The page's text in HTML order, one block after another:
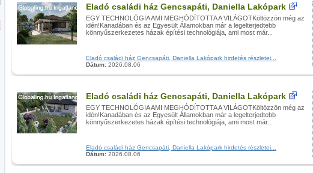
Eladó családi ház Gencsapáti, Daniella Lakópark
EGY TECHNOLÓGIA AMI MEGHÓDÍTOTTA A VILÁGOTKöltözzön még az
idén!Kanadában és az Egyesült Államokban már a legelterjedtebb
könnyűszerkezetes házak építési technológiája, ami most már...
Eladó családi ház Gencsapáti, Daniella Lakópark hirdetés részletei...
Dátum: 2026.08.06
Eladó családi ház Gencsapáti, Daniella Lakópark
EGY TECHNOLÓGIA AMI MEGHÓDÍTOTTA A VILÁGOTKöltözzön még az
idén!Kanadában és az Egyesült Államokban már a legelterjedtebb
könnyűszerkezetes házak építési technológiája, ami most már...
Eladó családi ház Gencsapáti, Daniella Lakópark hirdetés részletei...
Dátum: 2026.08.06